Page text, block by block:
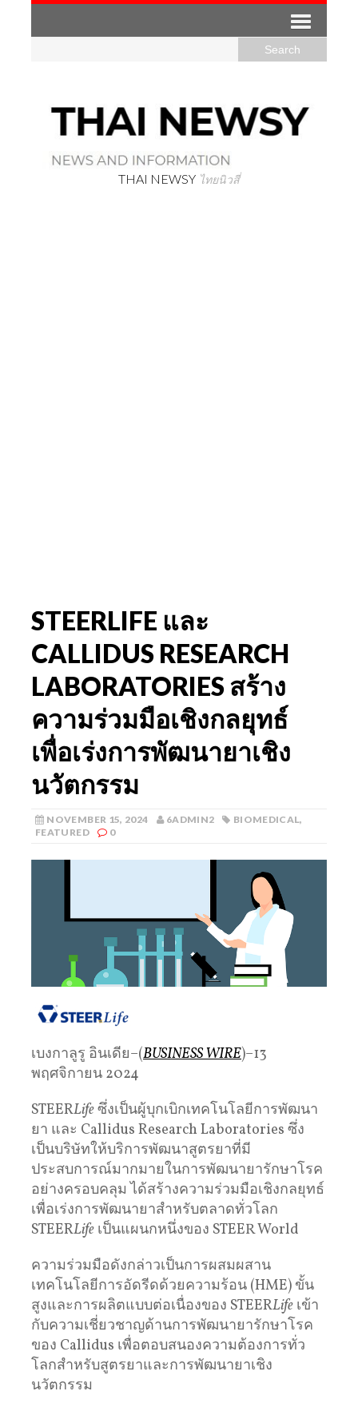
THAI NEWSY ไทยนิวสี่
STEERLIFE และ
CALLIDUS RESEARCH
LABORATORIES สร้าง
ความร่วมมือเชิงกลยุทธ์
เพื่อเร่งการพัฒนายาเชิง
นวัตกรรม
NOVEMBER 15, 2024 6ADMIN2 BIOMEDICAL,
FEATURED
0
เบงกาลูรู อินเดีย–(BUSINESS WIRE)–13
พฤศจิกายน 2024
STEERLifeซึ่งเป็นผู้บุกเบิกเทคโนโลยีการพัฒนา
ยา และ Callidus Research Laboratories ซึ่ง
เป็นบริษัทให้บริการพัฒนาสูตรยาที่มี
ประสบการณ์มากมายในการพัฒนายารักษาโรค
อย่างครอบคลุม ได้สร้างความร่วมมือเชิงกลยุทธ์
เพื่อเร่งการพัฒนายาสำหรับตลาดทั่วโลก
STEERLife เป็นแผนกหนึ่งของ STEER World
ความร่วมมือดังกล่าวเป็นการผสมผสาน
เทคโนโลยีการอัดรีดด้วยความร้อน (HME) ขั้น
สูงและการผลิตแบบต่อเนื่องของ STEERLife เข้า
กับความเชี่ยวชาญด้านการพัฒนายารักษาโรค
ของ Callidus เพื่อตอบสนองความต้องการทั่ว
โลกสำหรับสูตรยาและการพัฒนายาเชิง
นวัตกรรม